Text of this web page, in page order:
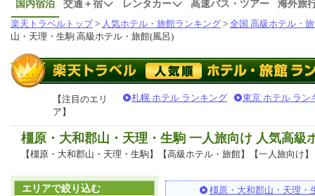
国内宿泊 交通＋宿 レンタカー 高速バス・ツアー
海外旅
楽天トラベルトップ> 人気ホテル・旅館ランキング > 全国 高級ホテル・
山・天理・生駒 高級ホテル・旅館(風呂)
【注目のエリ
ア】
札幌 ホテル ランキング 東京 ホテル ラン
橿原・大和郡山・天理・生駒 一人旅向け 人気高級
【橿原・大和郡山・天理・生駒】【高級ホテル・旅館】【一人旅向け
橿原・大和郡山・天理・
エリアで絞り込む